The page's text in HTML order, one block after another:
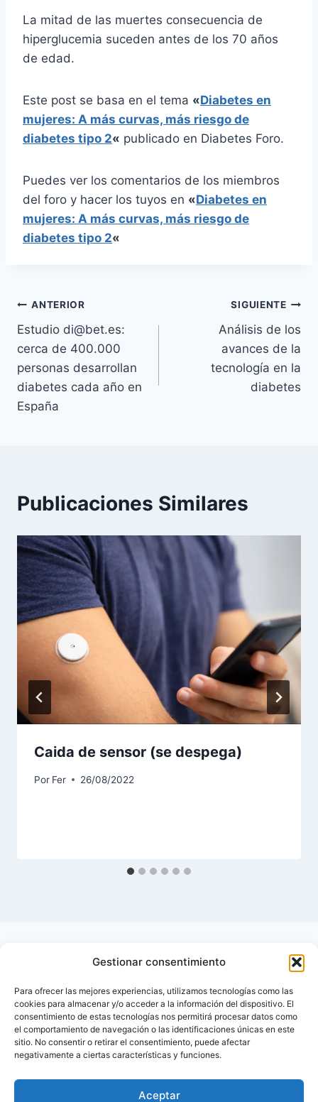
Gestionar consentimiento
Para ofrecer las mejores experiencias, utilizamos tecnologías como las
cookies para almacenar y/o acceder a la información del dispositivo. El
consentimiento de estas tecnologías nos permitirá procesar datos como
el comportamiento de navegación o las identificaciones únicas en este
sitio. No consentir o retirar el consentimiento, puede afectar
negativamente a ciertas características y funciones.
Aceptar
La mitad de las muertes consecuencia de
hiperglucemia suceden antes de los 70 años
de edad.
Este post se basa en el tema «Diabetes en
mujeres: A más curvas, más riesgo de
diabetes tipo 2« publicado en Diabetes Foro.
Puedes ver los comentarios de los miembros
del foro y hacer los tuyos en «Diabetes en
mujeres: A más curvas, más riesgo de
diabetes tipo 2«
Navegación
de
entradas
ANTERIOR
Estudio di@bet.es:
cerca de 400.000
personas desarrollan
diabetes cada año en
España
SIGUIENTE
Análisis de los
avances de la
tecnología en la
diabetes
Publicaciones Similares
Caida de sensor (se despega)
Por Fer 26/08/2022